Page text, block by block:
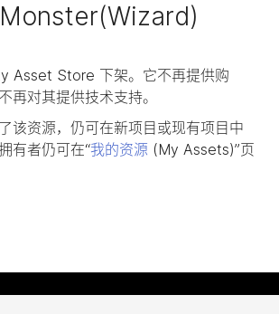
Asset Store 下架。它不再提供购
再对其提供技术支持。
该资源，仍可在新项目或现有项目中
有者仍可在“我的资源 (My Assets)”页